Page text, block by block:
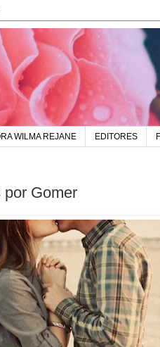
WILMA REJANE EDITORES
por Gomer